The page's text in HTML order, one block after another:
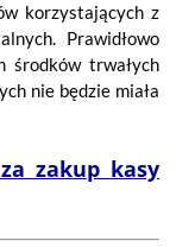
korzystających z
Prawidłowo
środków trwałych
nie będzie miała
zakup kasy